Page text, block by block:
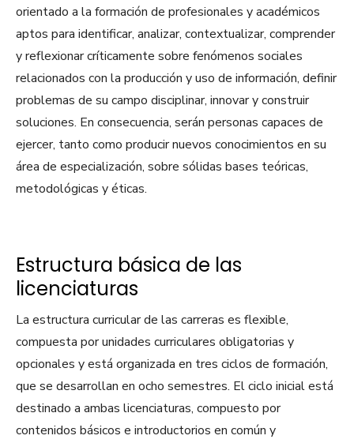
orientado a la formación de profesionales y académicos
aptos para identificar, analizar, contextualizar, comprender
y reflexionar críticamente sobre fenómenos sociales
relacionados con la producción y uso de información, definir
problemas de su campo disciplinar, innovar y construir
soluciones. En consecuencia, serán personas capaces de
ejercer, tanto como producir nuevos conocimientos en su
área de especialización, sobre sólidas bases teóricas,
metodológicas y éticas.
Estructura básica de las
licenciaturas
La estructura curricular de las carreras es flexible,
compuesta por unidades curriculares obligatorias y
opcionales y está organizada en tres ciclos de formación,
que se desarrollan en ocho semestres. El ciclo inicial está
destinado a ambas licenciaturas, compuesto por
contenidos básicos e introductorios en común y